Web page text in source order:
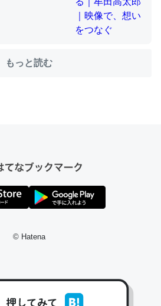
った遠方の父67歳と僕。ITツール導入で
に変化した｜tayorini by LIFULL介護
に変化した｜tayorini by LIFULL介護
の家に設置した。ポケットWifiみ
entry/2019/05/15/1805
もっと読む
© Hatena